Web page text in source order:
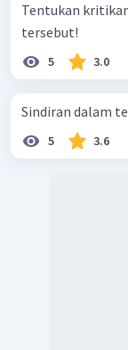
Tentukan
tersebut!
5 3.0
Sindiran dalam
5 3.6